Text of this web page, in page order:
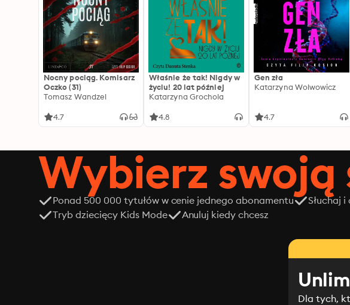
Nocny pociąg. Komisarz
Oczko (31)
Tomasz Wandzel
4.7
Właśnie że tak! Nigdy w
życiu! 20 lat później
Katarzyna Grochola
4.8
Gen zła
Katarzyna Wolwowicz
4.7
Wybierz
Ponad 500 000 tytułów w cenie jednego abonamentu Słuchaj
Tryb dziecięcy Kids Mode
Anuluj kiedy chcesz
Dla tych,